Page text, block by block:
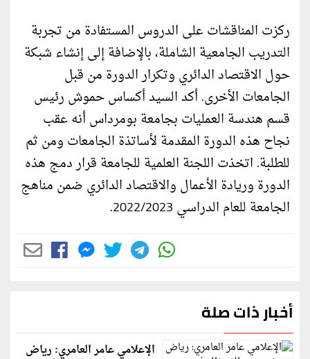
ركزت المناقشات على الدروس المستفادة من تجربة
التدريب الجامعية الشاملة، بالإضافة إلى إنشاء شبكة
حول الاقتصاد الدائري وتكرار الدورة من قبل
الجامعات الأخرى. أكد السيد أكساس حموش رئيس
قسم هندسة العمليات بجامعة بومرداس أنه عقب
نجاح هذه الدورة المقدمة لأساتذة الجامعات ومن ثم
للطلبة. اتخذت اللجنة العلمية للجامعة قرار دمج هذه
الدورة وريادة الأعمال والاقتصاد الدائري ضمن مناهج
الجامعة للعام الدراسي 2022/2023.
أخبار ذات صلة
الإعلامي عامر العامري: رياض